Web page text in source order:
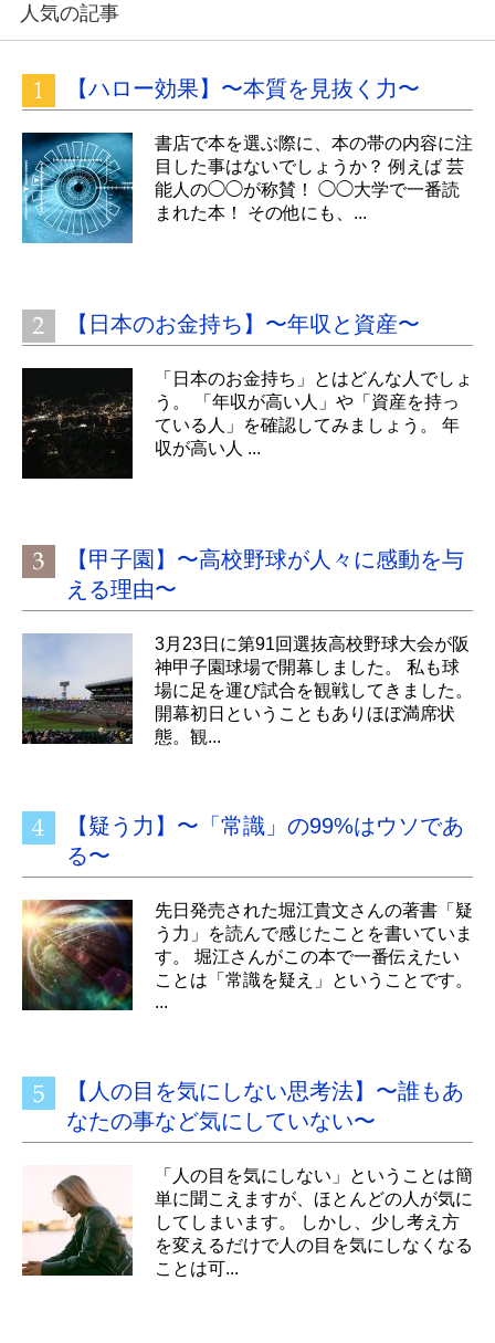
人気の記事
【ハロー効果】〜本質を見抜く力〜
書店で本を選ぶ際に、本の帯の内容に注
目した事はないでしょうか？ 例えば 芸
能人の◯◯が称賛！ ◯◯大学で一番読
まれた本！ その他にも、...
【日本のお金持ち】〜年収と資産〜
「日本のお金持ち」とはどんな人でしょ
う。 「年収が高い人」や「資産を持っ
ている人」を確認してみましょう。 年
収が高い人 ...
【甲子園】〜高校野球が人々に感動を与
える理由〜
3月23日に第91回選抜高校野球大会が阪
神甲子園球場で開幕しました。 私も球
場に足を運び試合を観戦してきました。
開幕初日ということもありほぼ満席状
態。観...
【疑う力】〜「常識」の99%はウソであ
る〜
先日発売された堀江貴文さんの著書「疑
う力」を読んで感じたことを書いていま
す。 堀江さんがこの本で一番伝えたい
ことは「常識を疑え」ということです。
...
【人の目を気にしない思考法】〜誰もあ
なたの事など気にしていない〜
「人の目を気にしない」ということは簡
単に聞こえますが、ほとんどの人が気に
してしまいます。 しかし、少し考え方
を変えるだけで人の目を気にしなくなる
ことは可...